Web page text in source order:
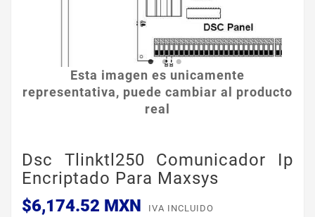
Esta imagen es unicamente
representativa, puede cambiar al producto
real
Dsc Tlinktl250 Comunicador Ip
Encriptado Para Maxsys
$6,174.52 MXN
IVA INCLUIDO